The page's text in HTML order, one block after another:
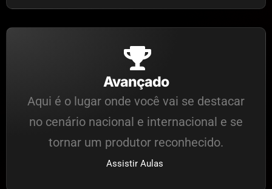
Avançado
Aqui é o lugar onde você vai se destacar
no cenário nacional e internacional e se
tornar um produtor reconhecido.
Assistir Aulas